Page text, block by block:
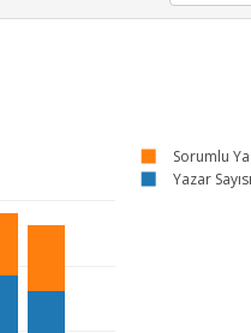
Sorumlu
Yazar Sayısı